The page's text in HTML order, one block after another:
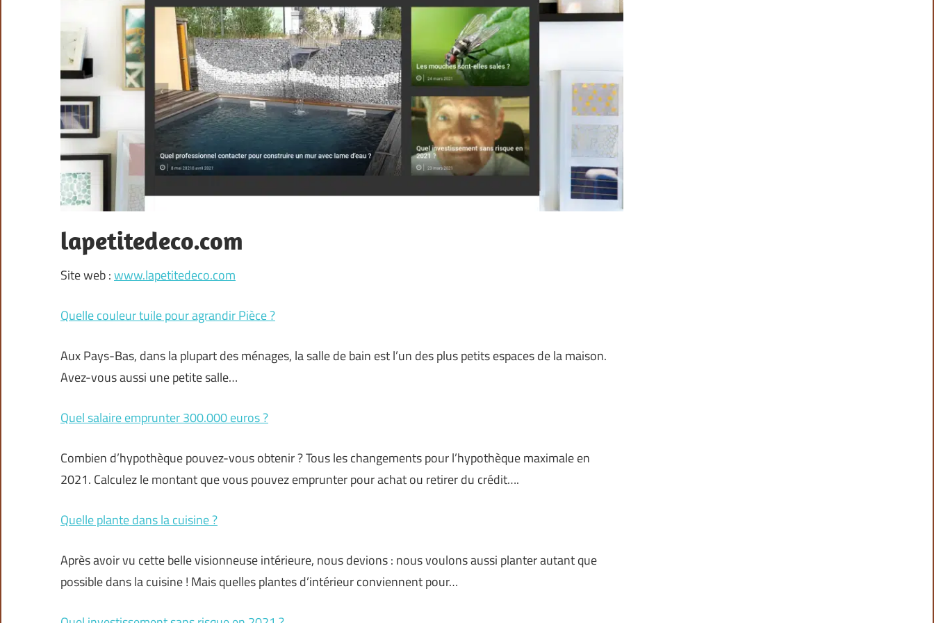
lapetitedeco.com
Site web :www.lapetitedeco.com
Quelle couleur tuile pour agrandir Pièce ?
Aux Pays-Bas, dans la plupart des ménages, la salle de bain est l’un des plus petits espaces de la maison.
Avez-vous aussi une petite salle…
Quel salaire emprunter 300.000 euros ?
Combien d’hypothèque pouvez-vous obtenir ? Tous les changements pour l’hypothèque maximale en
2021. Calculez le montant que vous pouvez emprunter pour achat ou retirer du crédit….
Quelle plante dans la cuisine ?
Après avoir vu cette belle visionneuse intérieure, nous devions : nous voulons aussi planter autant que
possible dans la cuisine ! Mais quelles plantes d’intérieur conviennent pour…